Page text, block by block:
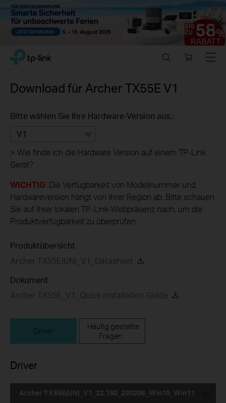
Close
Click
navigation
TP-Link, Reliably Smart
store
Menu
Download für Archer TX55E V1
Bitte wählen Sie Ihre Hardware-Version aus.:
V1
> Wie finde ich die Hardware Version auf einem TP-Link
Gerät?
WICHTIG: Die Verfügbarkeit von Modellnummer und
Hardwareversion hängt von Ihrer Region ab. Bitte schauen
Sie auf Ihrer lokalen TP-Link-Webpräsenz nach, um die
Produktverfügbarkeit zu überprüfen.
Produktübersicht
Archer TX55E(UN)_V1_Datasheet
Dokument
Archer TX55E_V1_Quick Installation Guide
Driver
Häufig gestellte
Fragen
Driver
Archer TX55E(UN)_V1_22.180_230206_Win10_Win11